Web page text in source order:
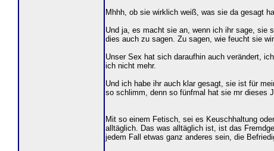
Mhhh, ob sie wirklich weiß, was sie da gesagt
Und ja, es macht sie an, wenn ich ihr sage, sie
dies auch zu sagen. Zu sagen, wie feucht sie
Unser Sex hat sich daraufhin auch verändert,
ich nicht mehr.
Und ich habe ihr auch klar gesagt, sie ist für
so schlimm, denn so fünfmal hat sie mr dieses
Mit so einem Fetisch, sei es Keuschhaltung
alltäglich. Das was alltäglich ist, ist das
jedem Fall etwas ganz anderes sein, die